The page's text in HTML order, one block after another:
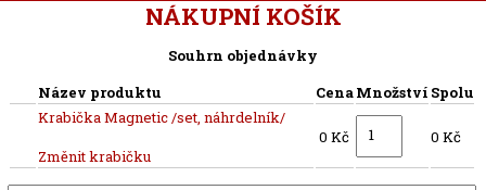
NÁKUPNÍ KOŠÍK
Souhrn objednávky
Název produktu
CenaMnožství Spolu
Krabička Magnetic /set, náhrdelník/
Změnit krabičku
0 Kč 0 Kč